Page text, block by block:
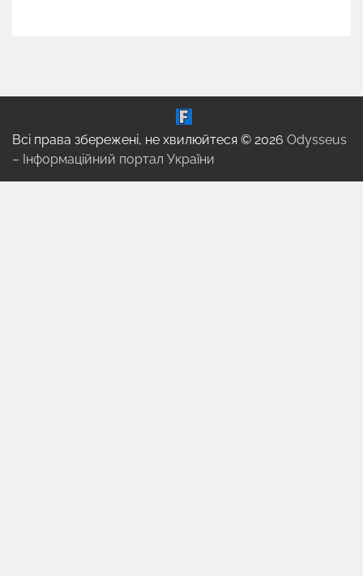
Всі права збережені, не хвилюйтеся © 2026 Odysseus
– Інформаційний портал України